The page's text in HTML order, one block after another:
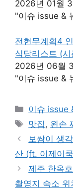
2026년 01월
"이슈 issue &
전현무계획4
식당리스트 (
2026년 06월
"이슈 issue &
카
테
고
리
이슈 issue
태
그
맛집 , 왼손
보쌈이 생
산 (ft. 이제이
제주 한옥
촬영지 숙소 위